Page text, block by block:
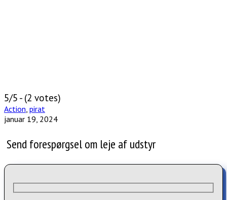
5/5 - (2 votes)
Action pirat
januar 19, 2024
Send forespørgsel om leje af udstyr